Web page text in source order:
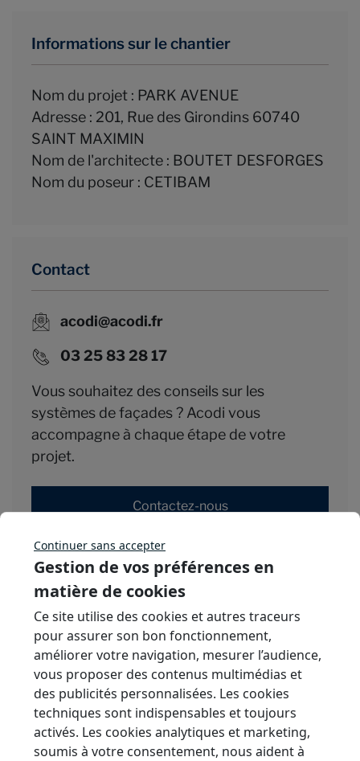
Informations sur le chantier
Nom du projet : PARK AVENUE
Adresse : 201, Rue des Girondins 60740
SAINT MAXIMIN
Nom de l'architecte : BOUTET DESFORGES
Nom du poseur : CETIBAM
Contact
acodi@acodi.fr
03 25 83 28 17
Vous souhaitez des conseils sur les
systèmes de façades ? Acodi vous
accompagne à chaque étape de votre
projet.
Contactez-nous
Continuer sans accepter
Gestion de vos préférences en
matière de cookies
Ce site utilise des cookies et autres traceurs
pour assurer son bon fonctionnement,
améliorer votre navigation, mesurer l’audience,
vous proposer des contenus multimédias et
des publicités personnalisées. Les cookies
techniques sont indispensables et toujours
activés. Les cookies analytiques et marketing,
soumis à votre consentement, nous aident à